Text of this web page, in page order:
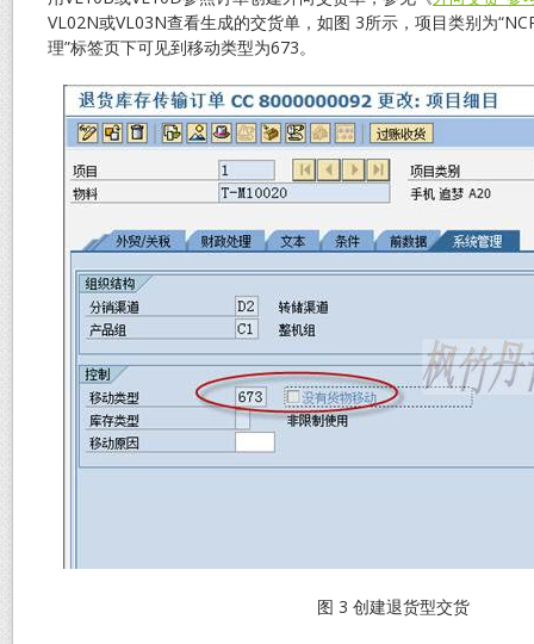
VL02N或VL03N查看生成的交货单，如图 3所示，项目类别为
理”标签页下可见到移动类型为673。
图 3 创建退货型交货